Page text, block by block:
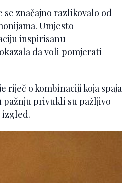
značajno razlikovalo od
Umjesto
inspirisanu
da voli pomjerati
o kombinaciji koja spaja
pažnju privukli su pažljivo